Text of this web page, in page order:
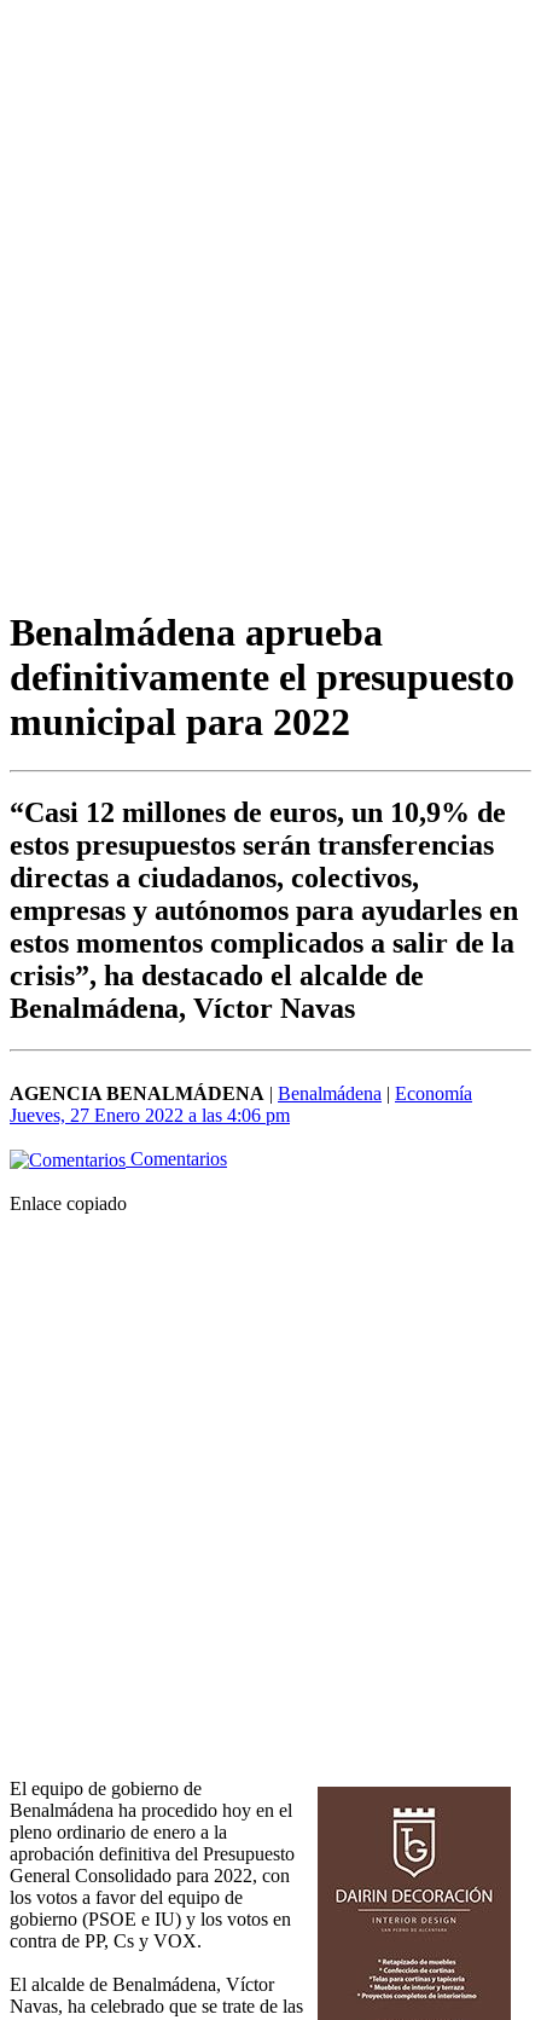
Benalmádena aprueba
definitivamente el presupuesto
municipal para 2022
“Casi 12 millones de euros, un 10,9% de
estos presupuestos serán transferencias
directas a ciudadanos, colectivos,
empresas y autónomos para ayudarles en
estos momentos complicados a salir de la
crisis”, ha destacado el alcalde de
Benalmádena, Víctor Navas
AGENCIA BENALMÁDENA | Benalmádena | Economía
Jueves, 27 Enero 2022 a las 4:06 pm
Comentarios
Enlace copiado
El equipo de gobierno de
Benalmádena ha procedido hoy en el
pleno ordinario de enero a la
aprobación definitiva del Presupuesto
General Consolidado para 2022, con
los votos a favor del equipo de
gobierno (PSOE e IU) y los votos en
contra de PP, Cs y VOX.
El alcalde de Benalmádena, Víctor
Navas, ha celebrado que se trate de las